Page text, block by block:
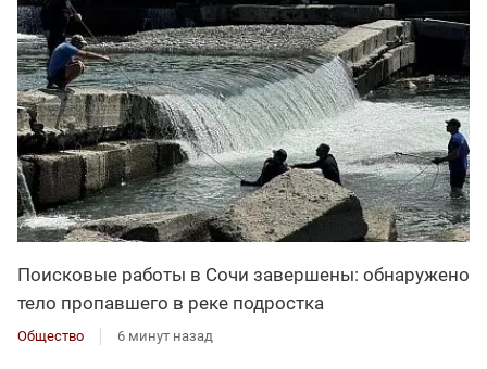
Поисковые работы в Сочи завершены: обнаружено
тело пропавшего в реке подростка
Общество 6 минут назад